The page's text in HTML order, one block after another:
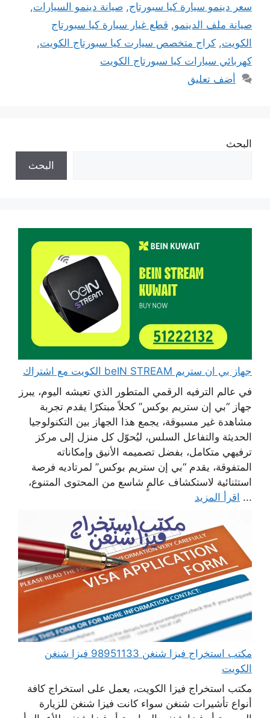
سعر دينمو سيارة كيا سبورتاج, صيانة دينمو السيارات,
صيانة ملف الدينمو, قطع غيار سيارة كيا سبورتاج
الكويت, كراج متخصص سيارت كيا سبورتاج الكويت,
كهربائي سيارات كيا سبورتاج الكويت
أضف تعليق
البحث
البحث
جهاز بي ان ستريم beIN STREAM الكويت مع اشتراك
في عالم الترفيه الرقمي المتطور الذي تعيشه اليوم، يبرز
جهاز “بي إن ستريم بوكس” كحلاً مبتكرًا يقدم تجربة
مشاهدة غير مسبوقة، يجمع هذا الجهاز بين التكنولوجيا
الحديثة والتفاعل السلس، ليُحوّل كل منزل إلى مركز
ترفيهي متكامل، بفضل تصميمه الأنيق وإمكاناته
المتفوقة، يقدم “بي إن ستريم بوكس” لمرتاديه فرصة
استثنائية لاستكشاف عالمٍ شاسع من المحتوى المتنوع،
... اقرأ المزيد
مكتب استخراج فيزا شنغن 98951133 فيزا شنغن
الكويت
مكتب استخراج فيزا الكويت، يعمل على استخراج كافة
أنواع تأشيرات شنغن سواء كانت فيزا شنغن للزيارة